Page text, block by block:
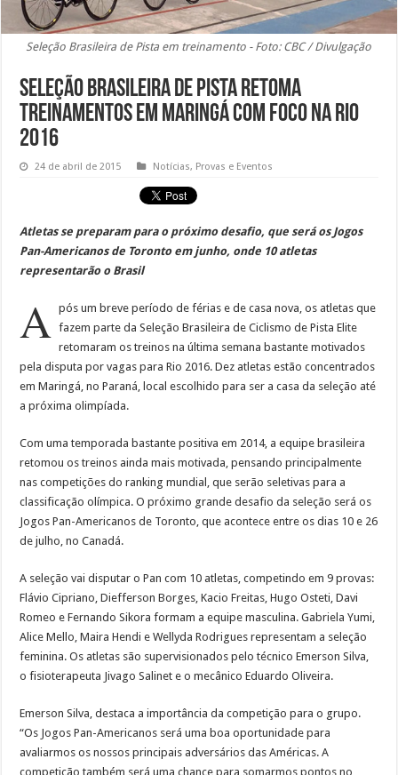
Seleção Brasileira de Pista em treinamento - Foto: CBC / Divulgação
Seleção Brasileira de Pista retoma
treinamentos em Maringá com foco na Rio
2016
24 de abril de 2015 Notícias, Provas e Eventos
Atletas se preparam para o próximo desafio, que será os Jogos
Pan-Americanos de Toronto em junho, onde 10 atletas
representarão o Brasil
A pós um breve período de férias e de casa nova, os atletas que
fazem parte da Seleção Brasileira de Ciclismo de Pista Elite
retomaram os treinos na última semana bastante motivados
pela disputa por vagas para Rio 2016. Dez atletas estão concentrados
em Maringá, no Paraná, local escolhido para ser a casa da seleção até
a próxima olimpíada.
Com uma temporada bastante positiva em 2014, a equipe brasileira
retomou os treinos ainda mais motivada, pensando principalmente
nas competições do ranking mundial, que serão seletivas para a
classificação olímpica. O próximo grande desafio da seleção será os
Jogos Pan-Americanos de Toronto, que acontece entre os dias 10 e 26
de julho, no Canadá.
A seleção vai disputar o Pan com 10 atletas, competindo em 9 provas:
Flávio Cipriano, Diefferson Borges, Kacio Freitas, Hugo Osteti, Davi
Romeo e Fernando Sikora formam a equipe masculina. Gabriela Yumi,
Alice Mello, Maira Hendi e Wellyda Rodrigues representam a seleção
feminina. Os atletas são supervisionados pelo técnico Emerson Silva,
o fisioterapeuta Jivago Salinet e o mecânico Eduardo Oliveira.
Emerson Silva, destaca a importância da competição para o grupo.
“Os Jogos Pan-Americanos será uma boa oportunidade para
avaliarmos os nossos principais adversários das Américas. A
competição também será uma chance para somarmos pontos no